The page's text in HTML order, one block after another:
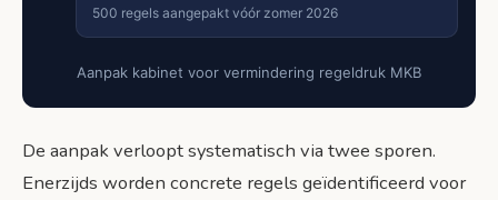
500 regels aangepakt vóór zomer 2026
Aanpak kabinet voor vermindering regeldruk MKB
De aanpak verloopt systematisch via twee sporen.
Enerzijds worden concrete regels geïdentificeerd voor